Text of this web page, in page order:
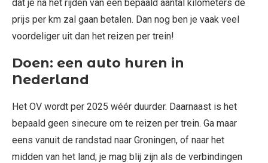
dat je na het rijden van een bepaald aantal kilometers de
prijs per km zal gaan betalen. Dan nog ben je vaak veel
voordeliger uit dan het reizen per trein!
Doen: een auto huren in
Nederland
Het OV wordt per 2025 wéér duurder. Daarnaast is het
bepaald geen sinecure om te reizen per trein. Ga maar
eens vanuit de randstad naar Groningen, of naar het
midden van het land; je mag blij zijn als de verbindingen